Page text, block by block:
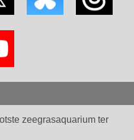
zeegrasaquarium ter